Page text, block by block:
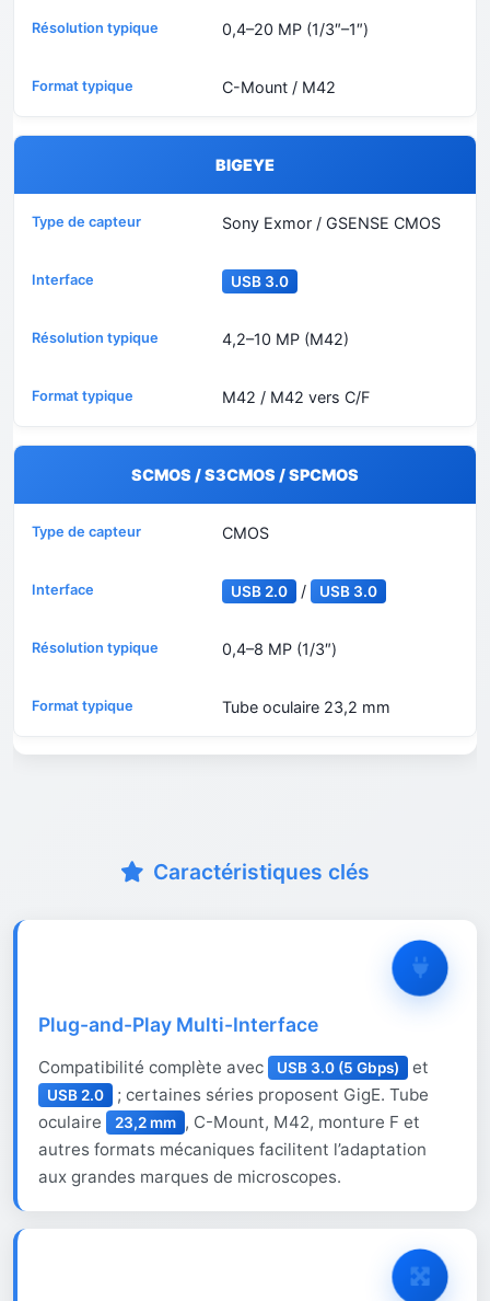
0,4–20 MP (1/3″–1″)
C-Mount / M42
BIGEYE
Sony Exmor / GSENSE CMOS
USB 3.0
4,2–10 MP (M42)
M42 / M42 vers C/F
SCMOS / S3CMOS / SPCMOS
CMOS
USB 2.0 / USB 3.0
0,4–8 MP (1/3″)
Tube oculaire 23,2 mm
Caractéristiques clés
Plug-and-Play Multi-Interface
Compatibilité complète avec USB 3.0 (5 Gbps) et
USB 2.0
; certaines séries proposent GigE. Tube
oculaire
23,2 mm , C-Mount, M42, monture F et
autres formats mécaniques facilitent l’adaptation
aux grandes marques de microscopes.